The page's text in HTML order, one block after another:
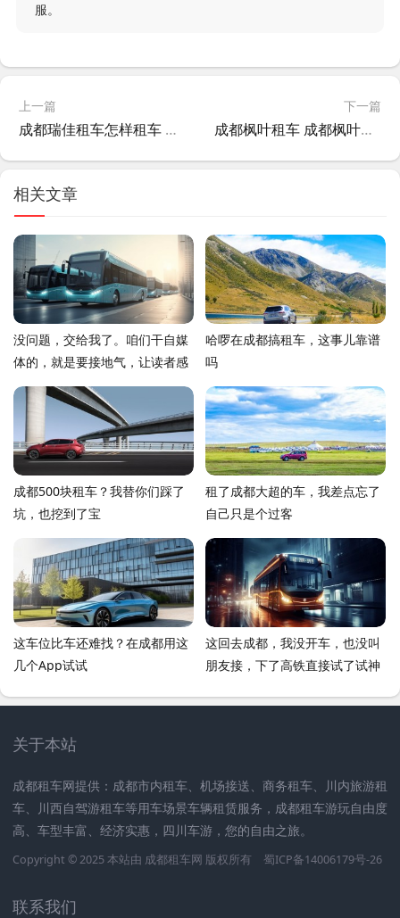
服。
上一篇
成都瑞佳租车怎样租车 成都佳峰租车公司?
下一篇
成都枫叶租车 成都枫叶出行租车?
相关文章
没问题，交给我了。咱们干自媒
体的，就是要接地气，让读者感
觉像是在跟老朋友唠嗑，而不是
念说明书。给你整了一篇，你看
看这味儿对不对
哈啰在成都搞租车，这事儿靠谱
吗
成都500块租车？我替你们踩了
坑，也挖到了宝
租了成都大超的车，我差点忘了
自己只是个过客
这车位比车还难找？在成都用这
几个App试试
这回去成都，我没开车，也没叫
朋友接，下了高铁直接试了试神
聊
关于本站
成都租车网提供：成都市内租车、机场接送、商务租车、川内旅游租
车、川西自驾游租车等用车场景车辆租赁服务，成都租车游玩自由度
高、车型丰富、经济实惠，四川车游，您的自由之旅。
Copyright © 2025 本站由 成都租车网 版权所有 蜀ICP备14006179号-26
联系我们